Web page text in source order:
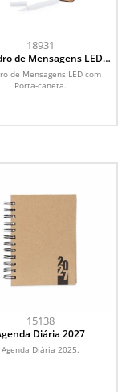
18931
de Mensagens LED
com Porta-caneta
de Mensagens LED com
Porta-caneta.
15138
Diária 2027
Agenda Diária 2025.